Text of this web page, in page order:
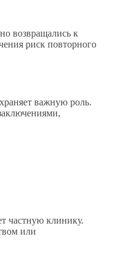
возвращались к
риск повторного
важную роль.
частную клинику.
или